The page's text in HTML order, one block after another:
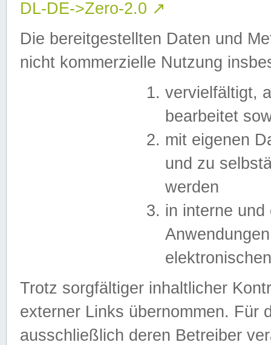
DL-DE->Zero-2.0 ↗
Die bereitgestellten Daten und
nicht kommerzielle Nutzung
vervielfältigt,
bearbeitet
mit eigenen
und zu
werden
in interne
Trotz sorgfältiger inhaltlicher
externer Links übernommen. Für
ausschließlich deren Betreiber